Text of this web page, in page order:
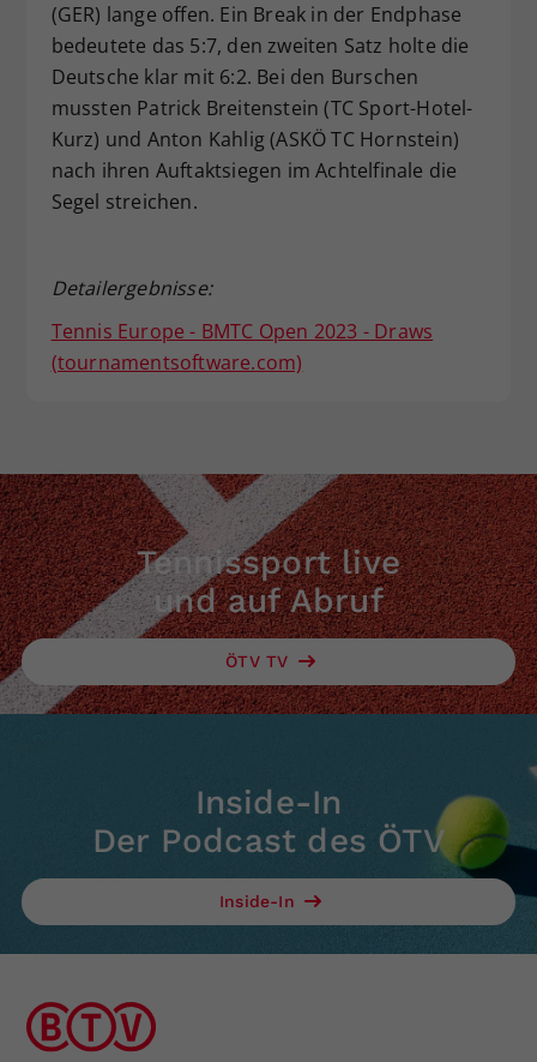
(GER) lange offen. Ein Break in der Endphase
bedeutete das 5:7, den zweiten Satz holte die
Deutsche klar mit 6:2. Bei den Burschen
mussten Patrick Breitenstein (TC Sport-Hotel-
Kurz) und Anton Kahlig (ASKÖ TC Hornstein)
nach ihren Auftaktsiegen im Achtelfinale die
Segel streichen.
Detailergebnisse:
Tennis Europe - BMTC Open 2023 - Draws
(tournamentsoftware.com)
Tennissport live
und auf Abruf
ÖTV TV
Inside-In
Der Podcast des ÖTV
Inside-In